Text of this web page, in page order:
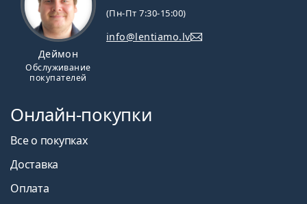
Деймон
Обслуживание
покупателей
(Пн-Пт 7:30-15:00)
info@lentiamo.lv
Онлайн-покупки
Все о покупках
Доставка
Оплата